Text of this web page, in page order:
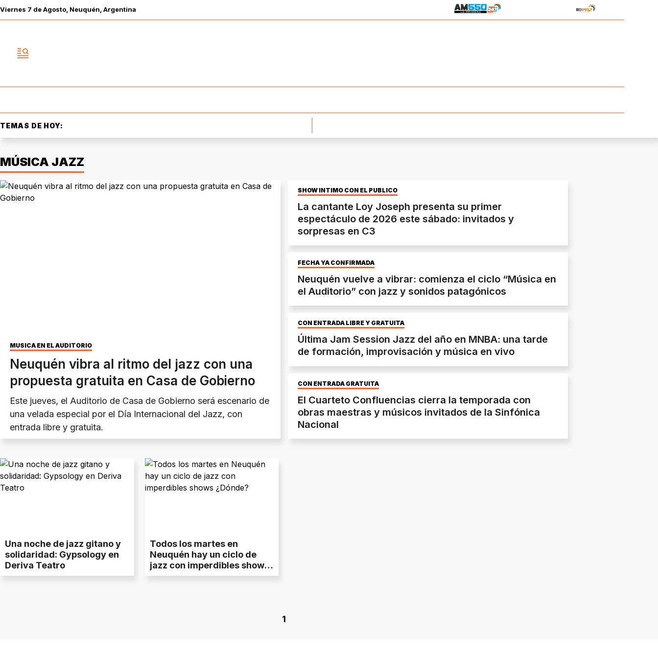
Viernes 7 deAgosto , Neuquén, Argentina
TEMAS DE HOY:
MÚSICA JAZZ
MÚSICA EN EL AUDITORIO
Neuquén vibra al ritmo del jazz con una
propuesta gratuita en Casa de Gobierno
Este jueves, el Auditorio de Casa de Gobierno será escenario de
una velada especial por el Día Internacional del Jazz, con
entrada libre y gratuita.
SHOW ÍNTIMO CON EL PÚBLICO
La cantante Loy Joseph presenta su primer
espectáculo de 2026 este sábado: invitados y
sorpresas en C3
FECHA YA CONFIRMADA
Neuquén vuelve a vibrar: comienza el ciclo “Música en
el Auditorio” con jazz y sonidos patagónicos
CON ENTRADA LIBRE Y GRATUITA
Última Jam Session Jazz del año en MNBA: una tarde
de formación, improvisación y música en vivo
CON ENTRADA GRATUITA
El Cuarteto Confluencias cierra la temporada con
obras maestras y músicos invitados de la Sinfónica
Nacional
Una noche de jazz gitano y
solidaridad: Gypsology en
Deriva Teatro
Todos los martes en
Neuquén hay un ciclo de
jazz con imperdibles shows
¿Dónde?
1